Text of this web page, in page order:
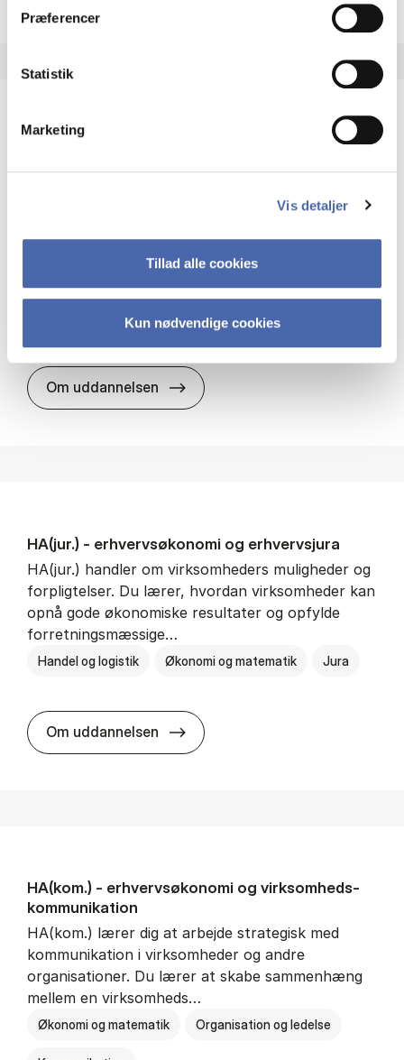
Præferencer
Statistik
Marketing
Vis detaljer
Tillad alle cookies
Kun nødvendige cookies
HA(it.) - erhvervs­økonomi og informations­
virksomheders muligheder og udfordringer inden
Organisation og ledelse
Om uddannelsen HA(it.) - erhvervs­økonomi og
HA(jur.) - erhvervs­økonomi og erhvervs­jura
HA(jur.) handler om virksomheders muligheder og
forpligtelser. Du lærer, hvordan virksomheder kan
opnå gode økonomiske resultater og opfylde
forretningsmæssige…
Handel og logistik Økonomi og matematik Jura
Om uddannelsen HA(jur.) - erhvervs­økonomi og
HA(kom.) - erhvervs­økonomi og virksomheds­
kommunikation
HA(kom.) lærer dig at arbejde strategisk med
kommunikation i virksomheder og andre
organisationer. Du lærer at skabe sammenhæng
mellem en virksomheds…
Økonomi og matematik Organisation og ledelse